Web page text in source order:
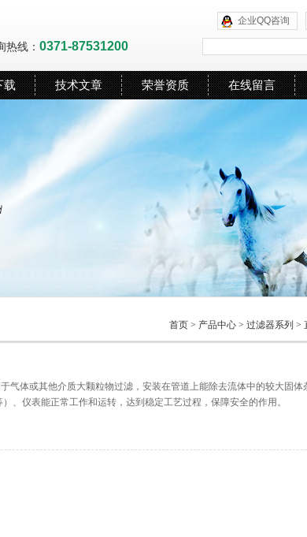
企业QQ咨询
热线： 0371-87531200
载 技术文章 荣誉资质 在线留言
首页 > 产品中心 > 过滤器系列 >
气体或其他介质大颗粒物过滤，安装在管道上能除去流体中的较大固体
、仪表能正常工作和运转，达到稳定工艺过程，保障安全的作用。